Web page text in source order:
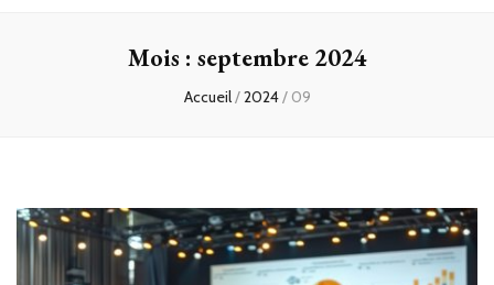
Mois : septembre 2024
Accueil/2024/ 09